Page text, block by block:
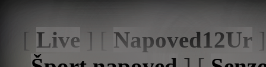
[ Live ] [ Napoved12Ur